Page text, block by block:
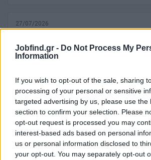
Jobfind.gr - Do Not Process My
Information
If you wish to opt-out of the sale, sharing
processing of your personal or sensitive
targeted advertising by us, please use the
section to confirm your selection. Please
opt-out request is processed you may
interest-based ads based on personal
us or personal information disclosed to
your opt-out. You may separately opt-out
27/07/2026
Πλήρης απασχόληση
2800 € - 3200 € ανά μήνα μικτά
σελίδα1από1
1